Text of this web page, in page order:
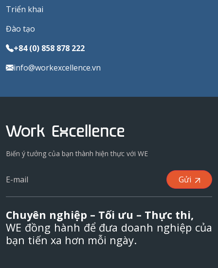
Triển khai
Đào tạo
+84 (0) 858 878 222
info@workexcellence.vn
Biến ý tưởng của bạn thành hiện thực với WE
Gửi
Chuyên nghiệp – Tối ưu – Thực thi,
WE đồng hành để đưa doanh nghiệp của
bạn tiến xa hơn mỗi ngày.